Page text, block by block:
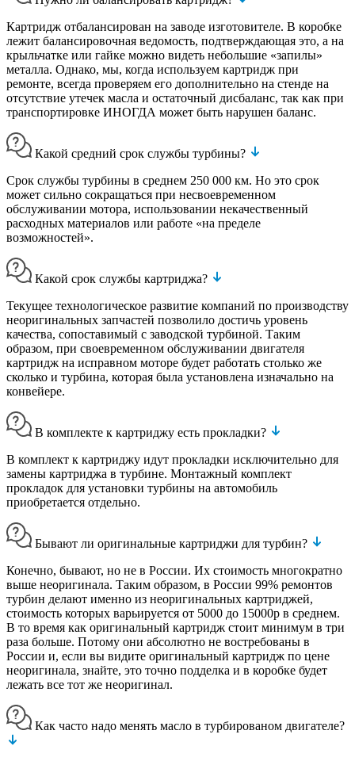
Картридж отбалансирован на заводе изготовителе. В коробке
лежит балансировочная ведомость, подтверждающая это, а на
крыльчатке или гайке можно видеть небольшие «запилы»
металла. Однако, мы, когда используем картридж при
ремонте, всегда проверяем его дополнительно на стенде на
отсутствие утечек масла и остаточный дисбаланс, так как при
транспортировке ИНОГДА может быть нарушен баланс.
Какой средний срок службы турбины?
Срок службы турбины в среднем 250 000 км. Но это срок
может сильно сокращаться при несвоевременном
обслуживании мотора, использовании некачественный
расходных материалов или работе «на пределе
возможностей».
Какой срок службы картриджа?
Текущее технологическое развитие компаний по производству
неоригинальных запчастей позволило достичь уровень
качества, сопоставимый с заводской турбиной. Таким
образом, при своевременном обслуживании двигателя
картридж на исправном моторе будет работать столько же
сколько и турбина, которая была установлена изначально на
конвейере.
В комплекте к картриджу есть прокладки?
В комплект к картриджу идут прокладки исключительно для
замены картриджа в турбине. Монтажный комплект
прокладок для установки турбины на автомобиль
приобретается отдельно.
Бывают ли оригинальные картриджи для турбин?
Конечно, бывают, но не в России. Их стоимость многократно
выше неоригинала. Таким образом, в России 99% ремонтов
турбин делают именно из неоригинальных картриджей,
стоимость которых варьируется от 5000 до 15000р в среднем.
В то время как оригинальный картридж стоит минимум в три
раза больше. Потому они абсолютно не востребованы в
России и, если вы видите оригинальный картридж по цене
неоригинала, знайте, это точно подделка и в коробке будет
лежать все тот же неоригинал.
Как часто надо менять масло в турбированом двигателе?